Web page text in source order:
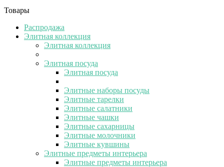
Товары
Распродажа
Элитная коллекция
Элитная коллекция
Элитная посуда
Элитная посуда
Элитные наборы посуды
Элитные тарелки
Элитные салатники
Элитные чашки
Элитные сахарницы
Элитные молочники
Элитные кувшины
Элитные предметы интерьера
Элитные предметы интерьера